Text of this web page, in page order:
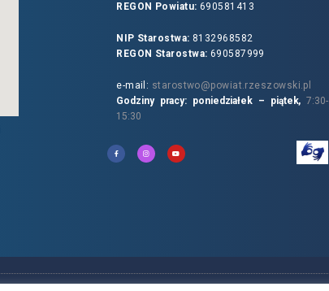
REGON Powiatu: 690581413
NIP Starostwa: 8132968582
REGON Starostwa: 690587999
e-mail: starostwo@powiat.rzeszowski.pl
Godziny pracy: poniedziałek – piątek,7:30-
15:30